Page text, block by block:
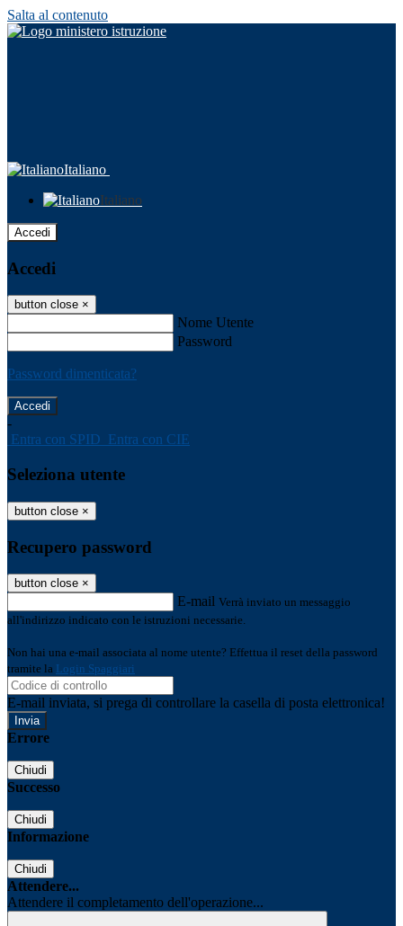
Salta al contenuto
Italiano
Italiano
Accedi
Accedi
button close ×
Nome Utente
Password
Password dimenticata?
-
Entra con SPID Entra con CIE
Seleziona utente
button close ×
Recupero password
button close ×
E-mail Verrà inviato un messaggio
all'indirizzo indicato con le istruzioni necessarie.
Non hai una e-mail associata al nome utente? Effettua il reset della password
tramite la Login Spaggiari
E-mail inviata, si prega di controllare la casella di posta elettronica!
Errore
Chiudi
Successo
Chiudi
Informazione
Chiudi
Attendere...
Attendere il completamento dell'operazione...